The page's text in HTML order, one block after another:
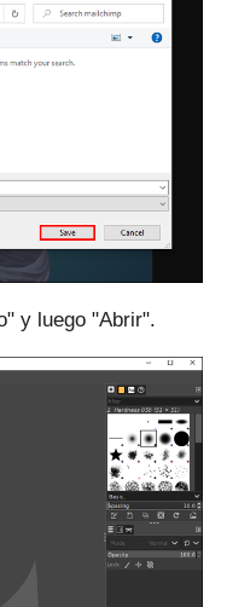
y luego "Abrir".